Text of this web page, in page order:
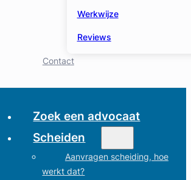
Werkwijze
Reviews
Contact
Zoek een advocaat
Scheiden
Aanvragen scheiding, hoe
werkt dat?